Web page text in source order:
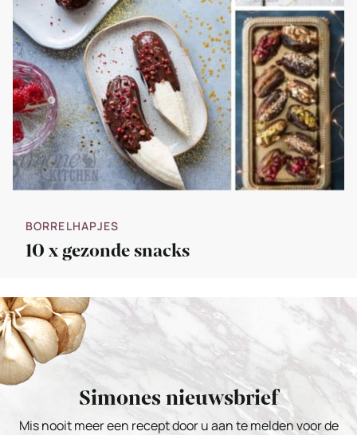
BORRELHAPJES
10 x gezonde snacks
Simones nieuwsbrief
Mis nooit meer een recept door u aan te melden voor de